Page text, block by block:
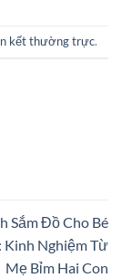
kết thường trực.
Sắm Đồ Cho Bé
Kinh Nghiệm Từ
Mẹ Bỉm Hai Con